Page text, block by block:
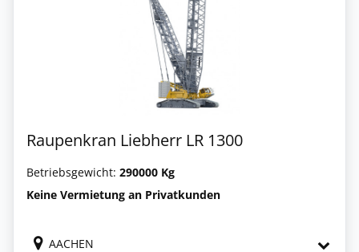
Raupenkran Liebherr LR 1300
Betriebsgewicht: 290000 Kg
Keine Vermietung an Privatkunden
AACHEN